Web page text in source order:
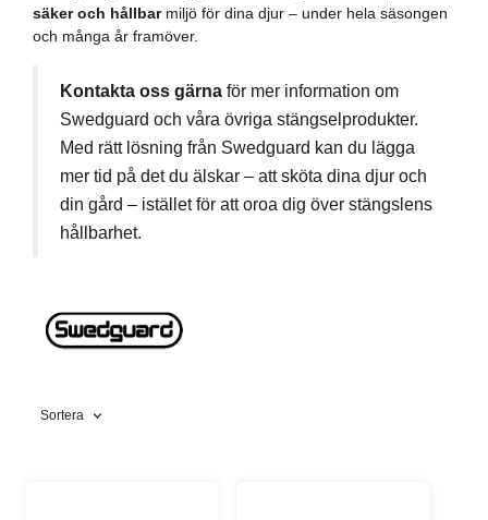
säker och hållbarmiljö för dina djur – under hela säsongen
och många år framöver.
Kontakta oss gärna för mer information om
Swedguard och våra övriga stängselprodukter.
Med rätt lösning från Swedguard kan du lägga
mer tid på det du älskar – att sköta dina djur och
din gård – istället för att oroa dig över stängslens
hållbarhet.
Sortera